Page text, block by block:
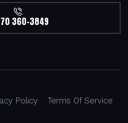
360-3849
Policy Terms Of Service